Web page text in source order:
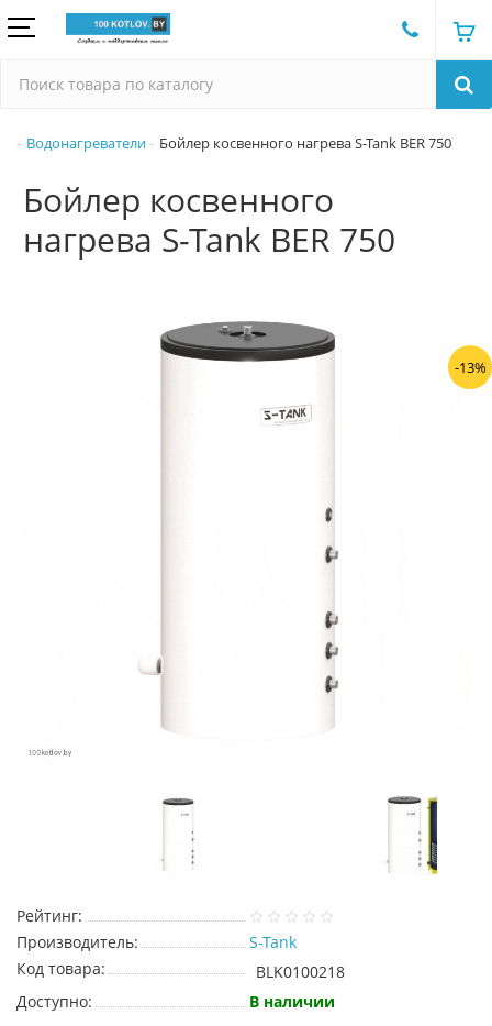
Водонагреватели Бойлер косвенного нагрева S-Tank BER 750
Бойлер косвенного
нагрева S-Tank BER 750
-13%
Рейтинг:
Производитель:
S-Tank
Код товара:
BLK0100218
Доступно:
В наличии